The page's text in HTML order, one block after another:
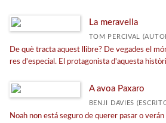
La meravella
TOM PERCIVAL
De què tracta aquest llibre? De vegades el
res d'especial. El protagonista d'aquesta
A avoa Paxaro
BENJI DAVIES
Noah non está seguro de querer pasar o verán